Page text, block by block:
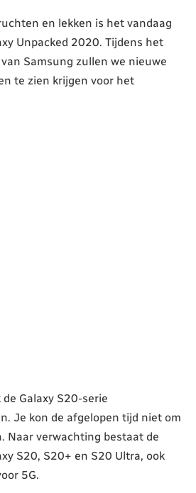
en lekken is het vandaag
Unpacked 2020. Tijdens het
Samsung zullen we nieuwe
te zien krijgen voor het
Galaxy S20-serie
Je kon de afgelopen tijd niet om
Naar verwachting bestaat de
S20, S20+ en S20 Ultra, ook
5G.